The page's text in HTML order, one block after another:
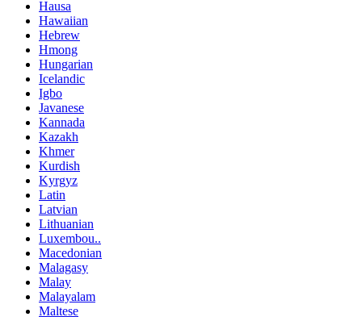
Hausa
Hawaiian
Hebrew
Hmong
Hungarian
Icelandic
Igbo
Javanese
Kannada
Kazakh
Khmer
Kurdish
Kyrgyz
Latin
Latvian
Lithuanian
Luxembou..
Macedonian
Malagasy
Malay
Malayalam
Maltese